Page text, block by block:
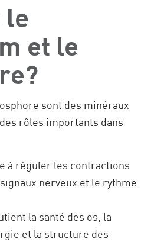
le
et le
sont des minéraux
rôles importants dans
à réguler les contractions
nerveux et le rythme
la santé des os, la
et la structure des